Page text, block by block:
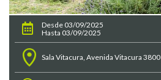
Desde 03/09/2025
Hasta 03/09/2025
Sala Vitacura, Avenida Vitacura 3800